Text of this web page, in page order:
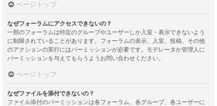
ページトップ
なぜフォーラムにアクセスできないの？
一部のフォーラムは特定のグループやユーザーしか入室・表示できないよう
に制限されていることがあります。フォーラムの表示、入室、投稿、その他
のアクションの実行にはパーミッションが必要です。モデレータか管理人に
パーミッションを与えてもらうようお問い合わせください。
ページトップ
なぜファイルを添付できないの？
ファイル添付のパーミッションは各フォーラム、各グループ、各ユーザーに